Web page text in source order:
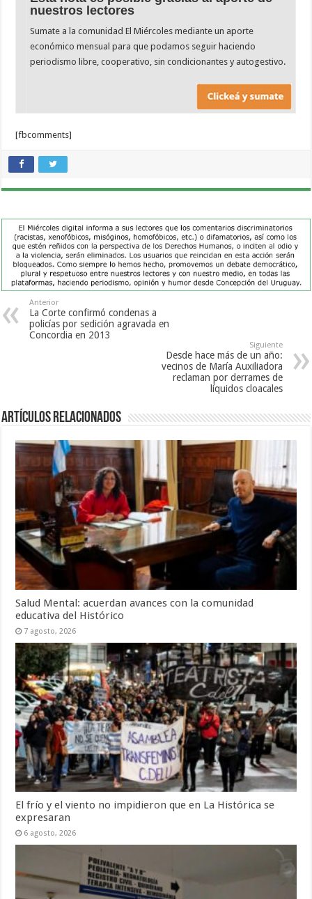
nuestros lectores
Sumate a la comunidad El Miércoles mediante un aporte
económico mensual para que podamos seguir haciendo
periodismo libre, cooperativo, sin condicionantes y autogestivo.
[fbcomments]
Anterior
La Corte confirmó condenas a
policías por sedición agravada en
Concordia en 2013
Siguiente
Desde hace más de un año:
vecinos de María Auxiliadora
reclaman por derrames de
líquidos cloacales
Artículos Relacionados
Salud Mental: acuerdan avances con la comunidad
educativa del Histórico
7 agosto, 2026
El frío y el viento no impidieron que en La Histórica se
expresaran
6 agosto, 2026